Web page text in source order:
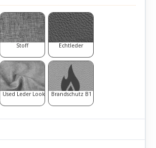
Stoff Echtleder
Used Leder Look Brandschutz B1